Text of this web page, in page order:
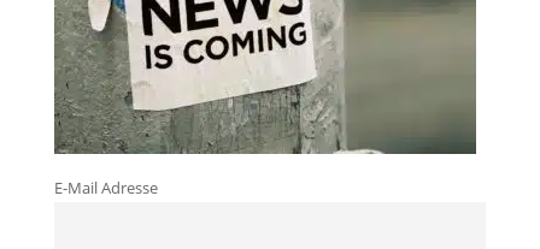
E-Mail Adresse